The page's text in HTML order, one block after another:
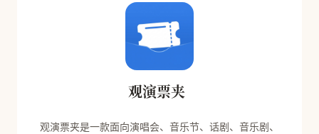
观演票夹
观演票夹是一款面向演唱会、音乐节、话剧、音乐剧、